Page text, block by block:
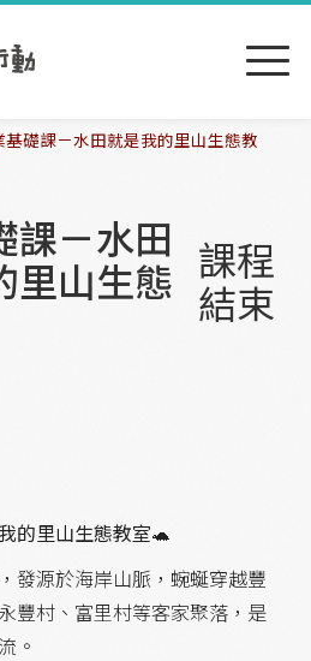
基礎課－水田就是我的里山生態教
課－水田
里山生態 課程
結束
的里山生態教室🐢
發源於海岸山脈，蜿蜒穿越豐
豐村、富里村等客家聚落，是
。